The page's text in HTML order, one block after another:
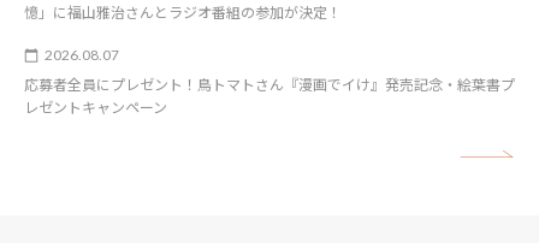
憶」に福山雅治さんとラジオ番組の参加が決定！
2026.08.07
応募者全員にプレゼント！鳥トマトさん『漫画でイけ』発売記念・絵葉書プ
レゼントキャンペーン